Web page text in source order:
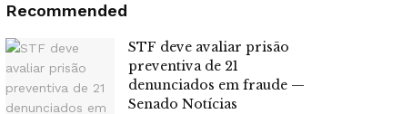
Recommended
STF deve avaliar prisão
preventiva de 21
denunciados em fraude —
Senado Notícias